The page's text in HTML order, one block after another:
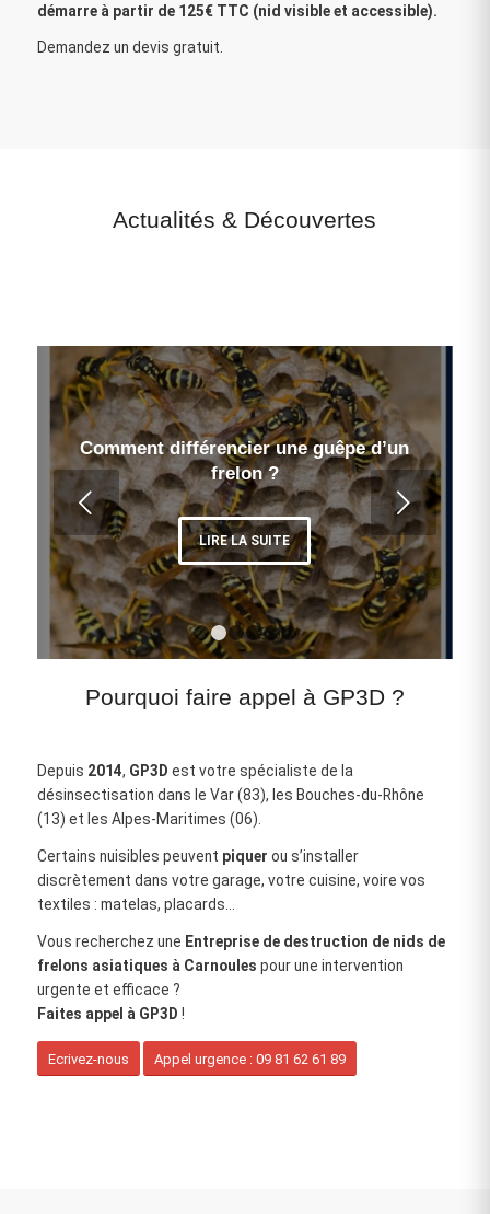
démarre à partir de 125€ TTC (nid visible et accessible).
Demandez un devis gratuit.
Actualités& Découvertes
Comment différencier une guêpe d’un
frelon ?
LIRE LA SUITE
Suivant
1 2 3 4 5
Pourquoi faire appel à GP3D ?
Depuis 2014, GP3D est votre spécialiste de la
désinsectisation dans le Var (83), les Bouches‑du‑Rhône
(13) et les Alpes‑Maritimes (06).
Certains nuisibles peuvent piquer ou s’installer
discrètement dans votre garage, votre cuisine, voire vos
textiles : matelas, placards…
Vous recherchez une Entreprise de destruction de nids de
frelons asiatiques à Carnoules pour une intervention
urgente et efficace ?
Faites appel à GP3D !
Ecrivez-nous Appel urgence : 09 81 62 61 89